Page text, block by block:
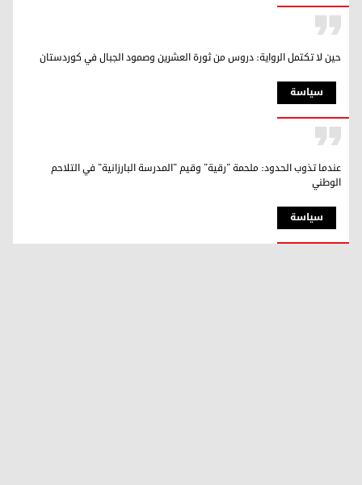
سیاسة
حين لا تكتمل الرواية: دروس من ثورة العشرين وصمود الجبال في كوردستان
سیاسة
عندما تذوب الحدود: ملحمة "رقية" وقيم "المدرسة البارزانية" في التلاحم
الوطني